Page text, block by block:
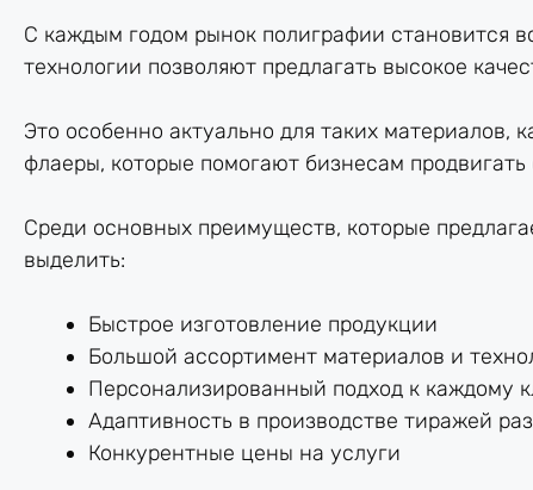
С каждым годом рынок полиграфии становится
технологии позволяют предлагать высокое
Это особенно актуально для таких материалов,
флаеры, которые помогают бизнесам
Среди основных преимуществ, которые
выделить:
Быстрое изготовление продукции
Большой ассортимент материалов и
Персонализированный подход к каждому
Адаптивность в производстве тиражей
Конкурентные цены на услуги